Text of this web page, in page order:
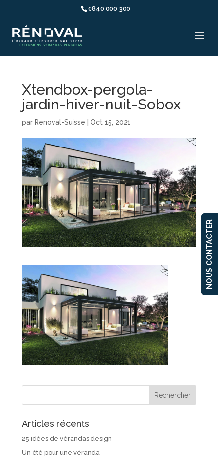
0840 000 300
Xtendbox-pergola-
jardin-hiver-nuit-Sobox
par Renoval-Suisse Oct 15, 2021
Articles récents
25 idées de vérandas design
Un été pour une véranda
NOUS CONTACTER